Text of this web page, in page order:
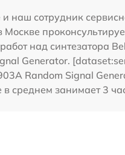
и наш сотрудник
Москве
над синтезатора
Generator.
Random Signal
в среднем занимает 3